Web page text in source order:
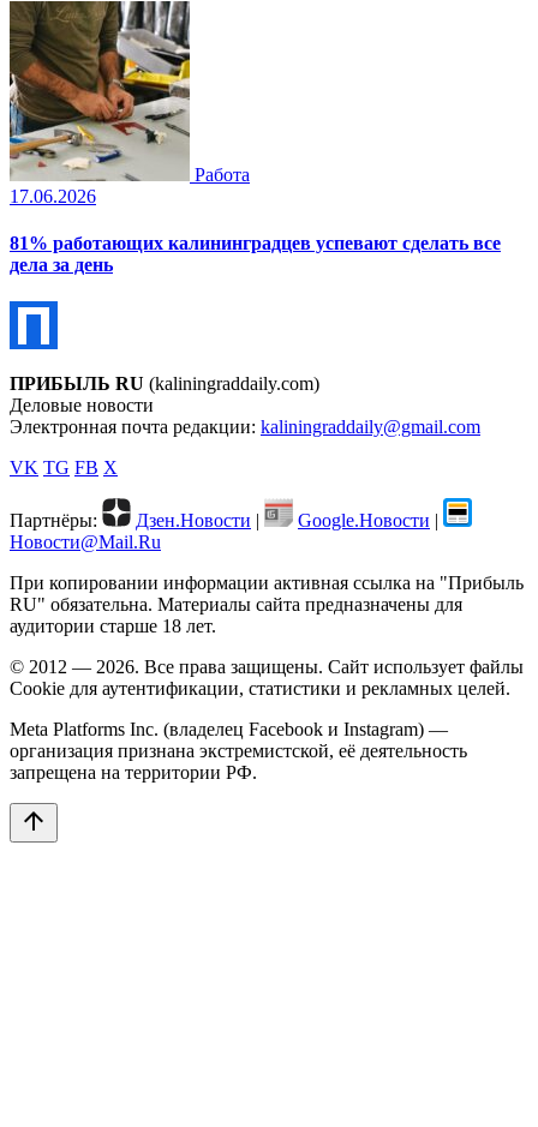
Работа
17.06.2026
81% работающих калининградцев успевают сделать все
дела за день
ПРИБЫЛЬ RU (kaliningraddaily.com)
Деловые новости
Электронная почта редакции: kaliningraddaily@gmail.com
VK TG FB X
Партнёры: Дзен.Новости | Google.Новости |
Новости@Mail.Ru
При копировании информации активная ссылка на "Прибыль
RU" обязательна. Материалы сайта предназначены для
аудитории старше 18 лет.
© 2012 — 2026. Все права защищены. Сайт использует файлы
Cookie для аутентификации, статистики и рекламных целей.
Meta Platforms Inc. (владелец Facebook и Instagram) —
организация признана экстремистской, её деятельность
запрещена на территории РФ.
arrow_upward